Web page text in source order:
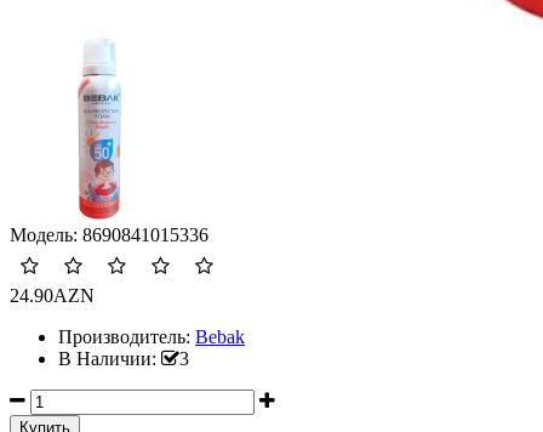
Модель: 8690841015336
24.90AZN
Производитель: Bebak
В Наличии:
3